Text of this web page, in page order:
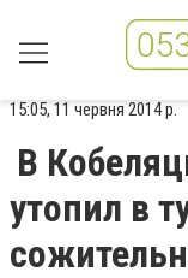
15:05, 11 червня 2014 р.
В
утопил в